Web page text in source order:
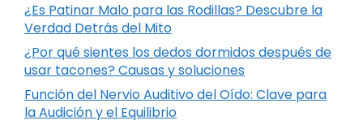
¿Es Patinar Malo para las Rodillas? Descubre la
Verdad Detrás del Mito
¿Por qué sientes los dedos dormidos después de
usar tacones? Causas y soluciones
Función del Nervio Auditivo del Oído: Clave para
la Audición y el Equilibrio